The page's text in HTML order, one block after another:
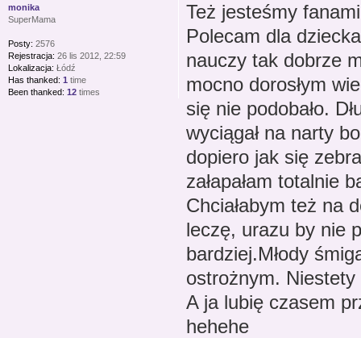
Też jesteśmy
Polecam dla
nauczy tak dobrze
mocno dorosłym
się nie podobało.
wyciągał na narty
dopiero jak się
załapałam totalnie
Chciałabym też na
leczę, urazu by nie
bardziej.Młody
ostrożnym.
A ja lubię czasem
hehehe
monika
SuperMama
Posty: 2576
Rejestracja: 26 lis 2012, 22:59
Lokalizacja: Łódź
Has thanked: 1 time
Been thanked: 12 times